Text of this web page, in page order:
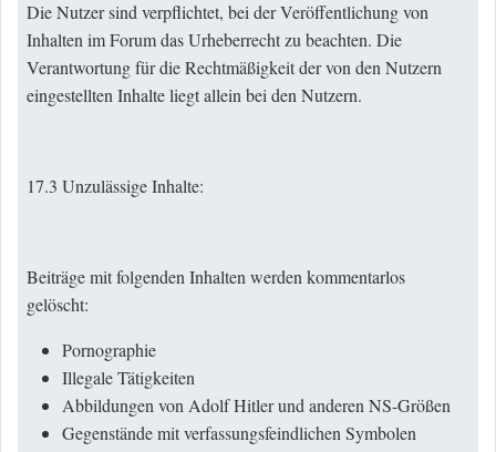
Die Nutzer sind verpflichtet, bei der Veröffentlichung von
Inhalten im Forum das Urheberrecht zu beachten. Die
Verantwortung für die Rechtmäßigkeit der von den Nutzern
eingestellten Inhalte liegt allein bei den Nutzern.
17.3 Unzulässige Inhalte:
Beiträge mit folgenden Inhalten werden kommentarlos
gelöscht:
Pornographie
Illegale Tätigkeiten
Abbildungen von Adolf Hitler und anderen NS-Größen
Gegenstände mit verfassungsfeindlichen Symbolen